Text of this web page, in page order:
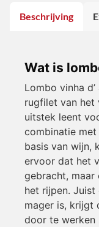
Beschrijving
Wat is
Lombo vinha
rugfilet van het
uitstek leent
combinatie met
basis van wijn,
ervoor dat het
gebracht,
het rijpen.
mager is, krijgt
door te werken